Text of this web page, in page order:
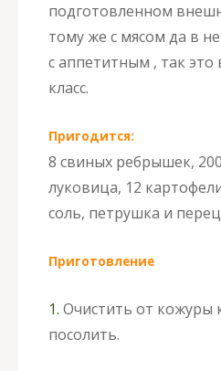
подготовленном
тому же с мясом да в
с аппетитным , так
класс.
Пригодится:
8 свиных ребрышек,
луковица, 12
соль, петрушка и
Приготовление
1. Очистить от кожуры
посолить.